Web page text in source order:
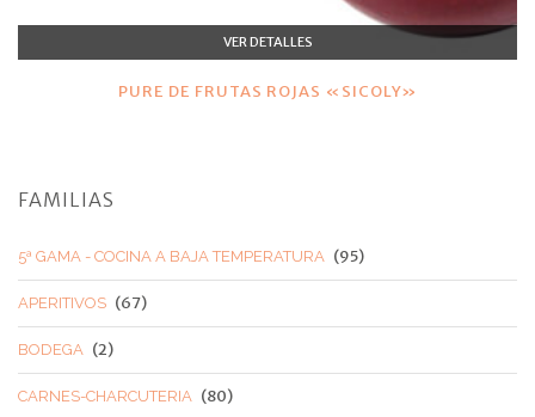
VER DETALLES
PURE DE FRUTAS ROJAS «SICOLY»
FAMILIAS
5ª GAMA - COCINA A BAJA TEMPERATURA (95)
APERITIVOS (67)
BODEGA (2)
CARNES-CHARCUTERIA (80)